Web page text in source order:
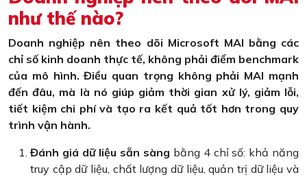
như thế nào?
Doanh nghiệp nên theo dõi Microsoft MAI bằng các
chỉ số kinh doanh thực tế, không phải điểm benchmark
của mô hình. Điều quan trọng không phải MAI mạnh
đến đâu, mà là nó giúp giảm thời gian xử lý, giảm lỗi,
tiết kiệm chi phí và tạo ra kết quả tốt hơn trong quy
trình vận hành.
Đánh giá dữ liệu sẵn sàng bằng 4 chỉ số: khả năng
truy cập dữ liệu, chất lượng dữ liệu, quản trị dữ liệu và